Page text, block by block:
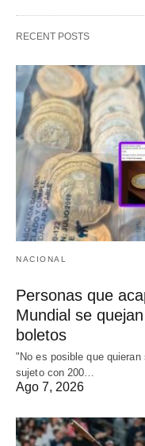
RECENT POSTS
NACIONAL
Personas que
Mundial se
boletos
"No es posible que
sujeto con 200…
Ago 7, 2026